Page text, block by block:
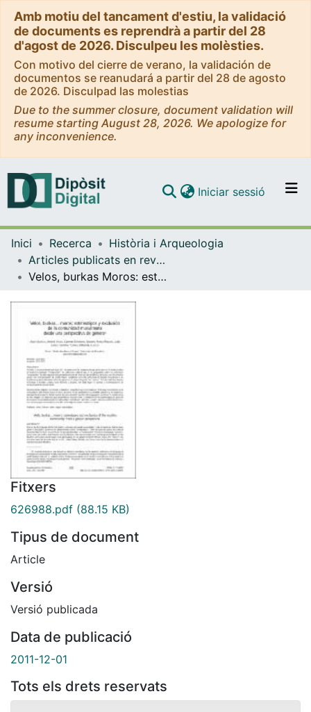
Amb motiu del tancament d'estiu, la validació
de documents es reprendrà a partir del 28
d'agost de 2026. Disculpeu les molèsties.
Con motivo del cierre de verano, la validación de
documentos se reanudará a partir del 28 de agosto
de 2026. Disculpad las molestias
Due to the summer closure, document validation will
resume starting August 28, 2026. We apologize for
any inconvenience.
Navega per tot el DD
Com publicar
Iniciar sessió (current)
Inici Recerca
Història i Arqueologia
Articles publicats en revistes (Història i Arqueologia)
Velos, burkas Moros: estereotipos y exclusión de la comunidad musulmana desde una perspectiva de género
Fitxers
626988.pdf (88.15 KB)
Tipus de document
Article
Versió
Versió publicada
Data de publicació
2011-12-01
Tots els drets reservats